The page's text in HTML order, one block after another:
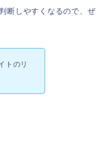
断しやすくなるので、ぜ
トのリ